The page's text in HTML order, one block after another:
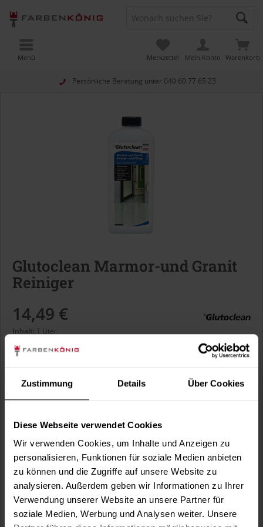
Zustimmung Details Über Cookies
Diese Webseite verwendet Cookies
Wir verwenden Cookies, um Inhalte und Anzeigen zu
personalisieren, Funktionen für soziale Medien anbieten
zu können und die Zugriffe auf unsere Website zu
analysieren. Außerdem geben wir Informationen zu Ihrer
Verwendung unserer Website an unsere Partner für
soziale Medien, Werbung und Analysen weiter. Unsere
Persönliche Beratung unter 040 60 77 65 23
Warenkorb
Merkzettel Mein Konto
Menü
Glutoclean Marmor-und Granit
Reiniger
14,49 €
Inhalt: 1 Liter
inkl. MwSt.
zzgl. Versandkosten
Merken Fragen zum Artikel?
Artikel-Nr.: GLC0020
Sie möchten eine größere Menge kaufen
und wünschen ein Angebot?